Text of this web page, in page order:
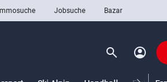
Immosuche Jobsuche Bazar
search Suchen
account_circle